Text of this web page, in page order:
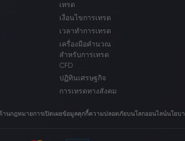
เทรด
เงื่อนไขการเทรด
เวลาทำการเทรด
เครื่องมือคำนวณ
สำหรับการเทรด
CFD
ปฏิทินเศรษฐกิจ
การเทรดทางสังคม
านกฎหมายการเปิดเผยข้อมูลคุกกี้ความปลอดภัยบนโลกออนไลน์นโยบ